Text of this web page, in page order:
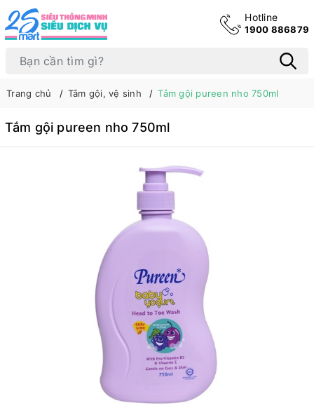
Hotline
1900 886879
Trang chủ Tắm gội, vệ sinh Tắm gội pureen nho 750ml
Tắm gội pureen nho 750ml